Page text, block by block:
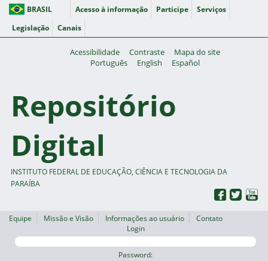
BRASIL Acesso à informação Participe
Serviços
Legislação
Canais
Acessibilidade Contraste
Mapa do site
Português
English Español
Repositório
Digital
INSTITUTO FEDERAL DE EDUCAÇÃO, CIÊNCIA E TECNOLOGIA DA
PARAÍBA
Equipe Missão e Visão Informações ao usuário
Contato
Login
Password: